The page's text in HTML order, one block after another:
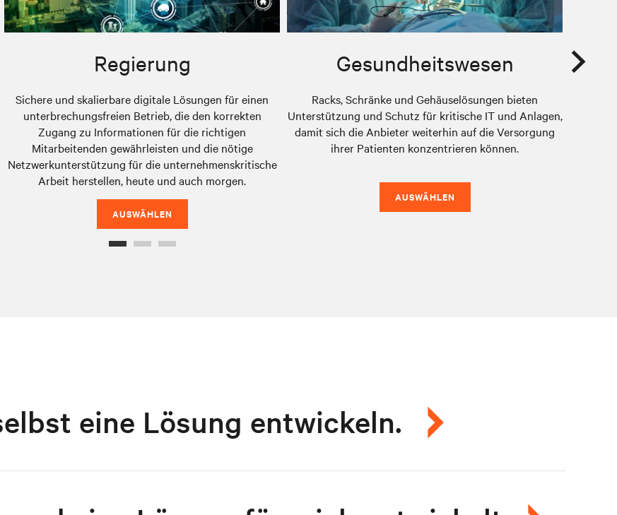
Regierung
Sichere und skalierbare digitale Lösungen für einen
unterbrechungsfreien Betrieb, die den korrekten
Zugang zu Informationen für die richtigen
Mitarbeitenden gewährleisten und die nötige
Netzwerkunterstützung für die unternehmenskritische
Arbeit herstellen, heute und auch morgen.
AUSWÄHLEN
Gesundheitswesen
Racks, Schränke und Gehäuselösungen bieten
Unterstützung und Schutz für kritische IT und Anlagen,
damit sich die Anbieter weiterhin auf die Versorgung
ihrer Patienten konzentrieren können.
AUSWÄHLEN
eine Lösung entwickeln.